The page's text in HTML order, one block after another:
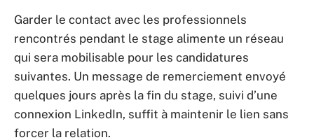
Garder le contact avec les professionnels
rencontrés pendant le stage alimente un réseau
qui sera mobilisable pour les candidatures
suivantes. Un message de remerciement envoyé
quelques jours après la fin du stage, suivi d’une
connexion LinkedIn, suffit à maintenir le lien sans
forcer la relation.